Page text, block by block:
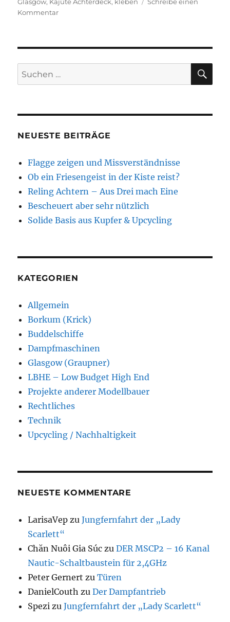
Kommentarzu
Suchen
nach:
NEUESTE BEITRÄGE
Flagge zeigen und Missverständnisse
Ob ein Friesengeist in der Kiste reist?
Reling Achtern – Aus Drei mach Eine
Bescheuert aber sehr nützlich
Solide Basis aus Kupfer & Upcycling
KATEGORIEN
Allgemein
Borkum (Krick)
Buddelschiffe
Dampfmaschinen
Glasgow (Graupner)
LBHE – Low Budget High End
Projekte anderer Modellbauer
Rechtliches
Technik
Upcycling / Nachhaltigkeit
NEUESTE KOMMENTARE
LarisaVep zuJungfernfahrt der „Lady
Scarlett“
Chăn Nuôi Gia Súc zuDER MSCP2 – 16 Kanal
Nautic-Schaltbaustein für 2,4GHz
Peter Gernert zuTüren
DanielCouth zuDer Dampfantrieb
Spezi zuJungfernfahrt der „Lady Scarlett“